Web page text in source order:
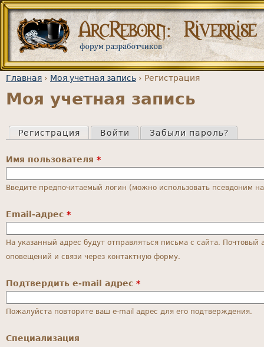
Jump to navigation
Вы здесь
Главная › Моя учетная запись › Регистрация
Моя учетная запись
Главные вкладки
Регистрация (активная вкладка)
Войти Забыли пароль?
Имя пользователя *
Введите предпочитаемый логин (можно использовать псевдоним
Email-адрес *
На указанный адрес будут отправляться письма с сайта.
оповещений и связи через контактную форму.
Подтвердить e-mail адрес *
Пожалуйста повторите ваш e-mail адрес для его подтверждения.
Специализация